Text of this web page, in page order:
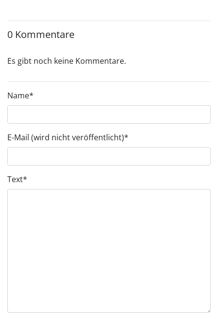
0 Kommentare
Es gibt noch keine Kommentare.
Name*
E-Mail (wird nicht veröffentlicht)*
Text*